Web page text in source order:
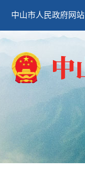
中山市人民政府网站